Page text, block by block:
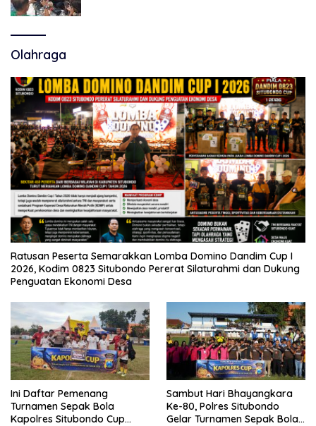
Olahraga
Ratusan Peserta Semarakkan Lomba Domino Dandim Cup I
2026, Kodim 0823 Situbondo Pererat Silaturahmi dan Dukung
Penguatan Ekonomi Desa
Ini Daftar Pemenang
Turnamen Sepak Bola
Kapolres Situbondo Cup
Sambut Hari Bhayangkara
Ke-80, Polres Situbondo
Gelar Turnamen Sepak Bola